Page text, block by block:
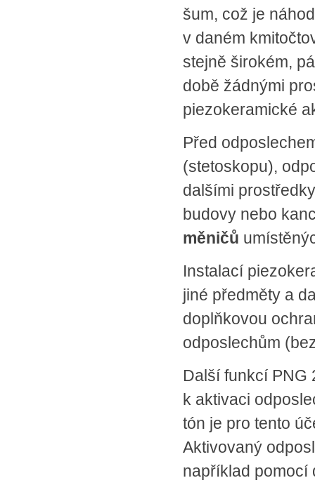
šum, což je
v daném
stejně širokém,
době žádnými
piezokeramické
Před
(stetoskopu),
dalšími
budovy nebo
měničů
Instalací
jiné předměty a
doplňkovou
odposlechům
Další funkcí PNG
k aktivaci
tón je pro tento
Aktivovaný
například pomocí